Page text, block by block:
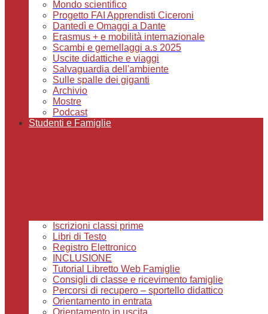
Mondo scientifico
Progetto FAI Apprendisti Ciceroni
Dantedì e Omaggi a Dante
Erasmus + e mobilità internazionale
Scambi e gemellaggi a.s 2025
Uscite didattiche e viaggi
Salvaguardia dell'ambiente
Sulle spalle dei giganti
Archivio
Mostre
Podcast
Studenti e Famiglie
Iscrizioni classi prime
Libri di Testo
Registro Elettronico
INCLUSIONE
Tutorial Libretto Web Famiglie
Consigli di classe e ricevimento famiglie
Percorsi di recupero – sportello didattico
Orientamento in entrata